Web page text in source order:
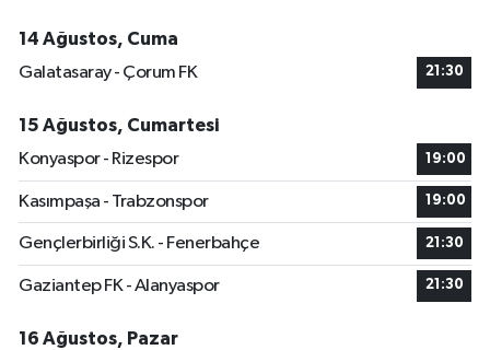
14 Ağustos, Cuma
Galatasaray - Çorum FK
21:30
15 Ağustos, Cumartesi
Konyaspor - Rizespor
19:00
Kasımpaşa - Trabzonspor 19:00
Gençlerbirliği S.K. - Fenerbahçe 21:30
Gaziantep FK - Alanyaspor 21:30
16 Ağustos, Pazar